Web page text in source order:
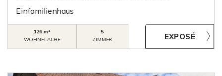
Einfamilienhaus
126 m²
WOHNFLÄCHE
5
ZIMMER